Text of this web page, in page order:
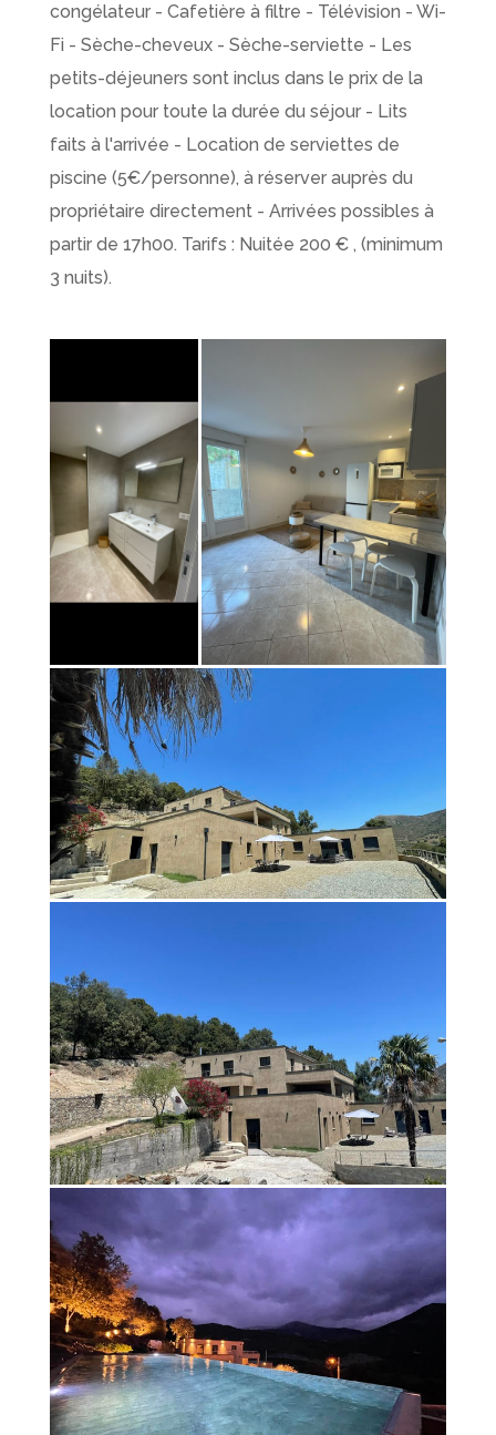
congélateur - Cafetière à filtre - Télévision - Wi-
Fi - Sèche-cheveux - Sèche-serviette - Les
petits-déjeuners sont inclus dans le prix de la
location pour toute la durée du séjour - Lits
faits à l'arrivée - Location de serviettes de
piscine (5€/personne), à réserver auprès du
propriétaire directement - Arrivées possibles à
partir de 17h00. Tarifs : Nuitée 200 € , (minimum
3 nuits).